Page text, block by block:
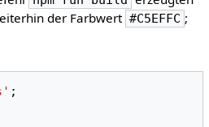
der Farbwert #C5EFFC ;
;